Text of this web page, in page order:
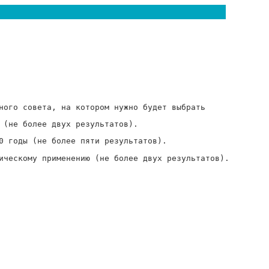
совета, на котором нужно будет выбрать
(не более двух результатов).
годы (не более пяти результатов).
применению (не более двух результатов).